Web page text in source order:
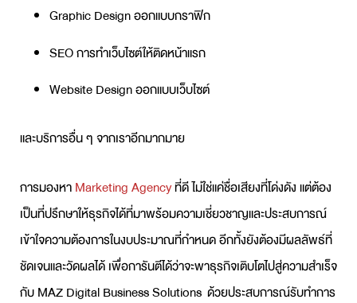
Graphic Design ออกแบบกราฟิก
SEO การทำเว็บไซต์ให้ติดหน้าแรก
Website Design ออกแบบเว็บไซต์
และบริการอื่น ๆ จากเราอีกมากมาย
การมองหาMarketing Agencyที่ดี ไม่ใช่แค่ชื่อเสียงที่โด่งดัง แต่ต้อง
เป็นที่ปรึกษาให้ธุรกิจได้ที่มาพร้อมความเชี่ยวชาญและประสบการณ์
เข้าใจความต้องการในงบประมาณที่กำหนด อีกทั้งยังต้องมีผลลัพธ์ที่
ชัดเจนและวัดผลได้ เพื่อการันตีได้ว่าจะพาธุรกิจเติบโตไปสู่ความสำเร็จ
กับ MAZ Digital Business Solutions ด้วยประสบการณ์รับทำการ